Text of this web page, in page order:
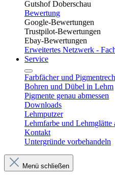
Gutshof Doberschau
Bewertung
Google-Bewertungen
Trustpilot-Bewertungen
Ebay-Bewertungen
Erweitertes Netzwerk -
Service
Farbfächer und
Bohren und Dübel in Lehm​
Pigmente genau abmessen
Downloads
Lehmputzer
Lehmfarbe und Lehmglätte
Kontakt
Untergründe vorbehandeln
Menü schließen